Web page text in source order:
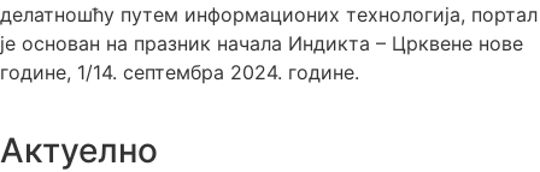
делатношћу путем информационих технологија, портал
је основан на празник начала Индикта – Црквене нове
године, 1/14. септембра 2024. године.
Актуелно